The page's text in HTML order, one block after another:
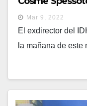
Mar 9, 2022
El exdirector del
la mañana de este